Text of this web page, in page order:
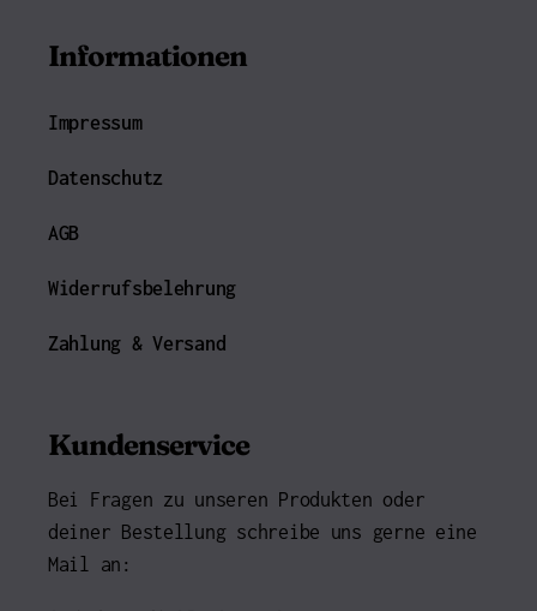
Informationen
Impressum
Datenschutz
AGB
Widerrufsbelehrung
Zahlung & Versand
Kundenservice
Bei Fragen zu unseren Produkten oder
deiner Bestellung schreibe uns gerne eine
Mail an: